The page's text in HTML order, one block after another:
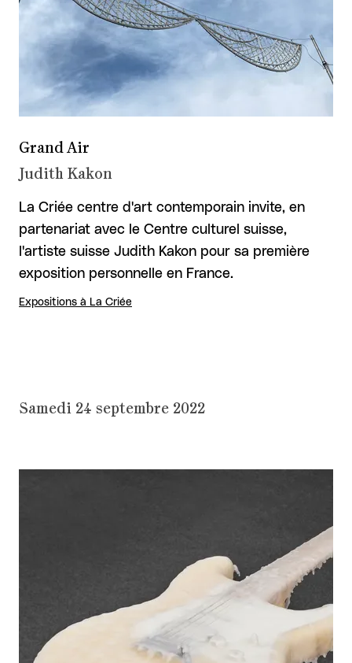
Grand Air
Judith Kakon
La Criée centre d'art contemporain invite, en
partenariat avec le Centre culturel suisse,
l'artiste suisse Judith Kakon pour sa première
exposition personnelle en France.
Expositions à La Criée
Samedi 24 septembre 2022